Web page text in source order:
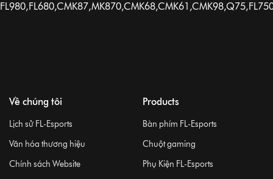
Về chúng tôi
Lịch sử FL-Esports
Văn hóa thương hiệu
Chính sách Website
Products
Bàn phím FL-Esports
Chuột gaming
Phụ Kiện FL-Esports